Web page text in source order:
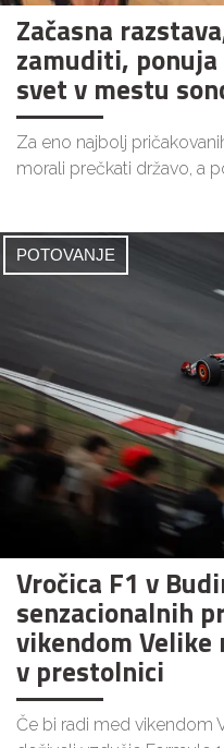
Začasna
zamuditi, ponuja
svet v mestu
Za eno najbolj
morali prečkati državo, a
POTOVANJE
Vročica F1 v
senzacionalnih
vikendom Velike
v prestolnici
Če bi radi med vikendom